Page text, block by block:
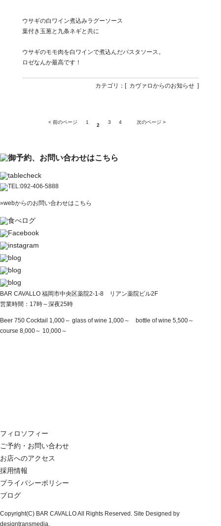
ウサギの白ワイン煮込みラグーソース
葉付き玉葱と九条ネギと共に
ウサギのモモ肉を白ワインで煮込んだパスタソース。
ロゼなんか最高です！
カテゴリ：[ カヴァロからのお知らせ ]
< 前のページ 1
2
3 4 次のページ >
»webからのお問い合わせはこちら
BAR CAVALLO 福岡市中央区薬院2-1-8 リアン薬院ビル2F
営業時間：17時～深夜25時
Beer 750 Cocktail 1,000～ glass of wine 1,000～ bottle of wine 5,500～
course 8,000～ 10,000～
フィロソフィー
ご予約・お問い合わせ
お店へのアクセス
採用情報
プライバシーポリシー
ブログ
Copyright(C) BAR CAVALLO All Rights Reserved. Site Designed by
designtransmedia.